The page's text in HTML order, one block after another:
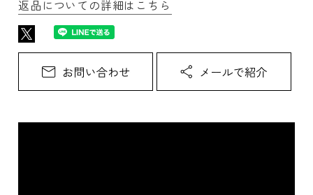
返品についての詳細はこちら